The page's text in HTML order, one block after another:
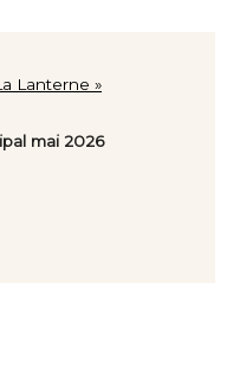
Lanterne »
mai 2026